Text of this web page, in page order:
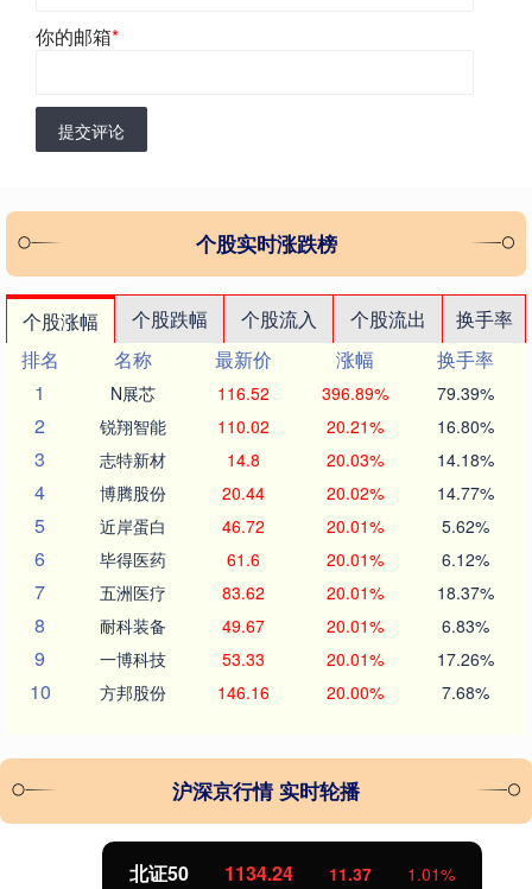
你的邮箱*
提交评论
个股实时涨跌榜
个股涨幅 个股跌幅 个股流入 个股流出
换手率
排名
名称 最新价 涨幅
换手率
1
N展芯 116.52 396.89% 79.39%
2 锐翔智能 110.02 20.21% 16.80%
3 志特新材 14.8 20.03% 14.18%
4 博腾股份 20.44 20.02% 14.77%
5 近岸蛋白 46.72 20.01% 5.62%
6 毕得医药 61.6 20.01% 6.12%
7 五洲医疗 83.62 20.01% 18.37%
8 耐科装备 49.67 20.01% 6.83%
9 一博科技 53.33 20.01% 17.26%
10 方邦股份 146.16 20.00% 7.68%
沪深京行情 实时轮播
北证50 1134.24 11.37 1.01%